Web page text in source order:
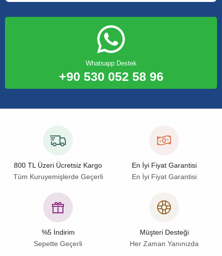
Whatsapp Destek
+90 530 052 58 96
800 TL Üzeri Ücretsiz Kargo
Tüm Kuruyemişlerde Geçerli
En İyi Fiyat Garantisi
En İyi Fiyat Garantisi
%5 İndirim
Sepette Geçerli
Müşteri Desteği
Her Zaman Yanınızda